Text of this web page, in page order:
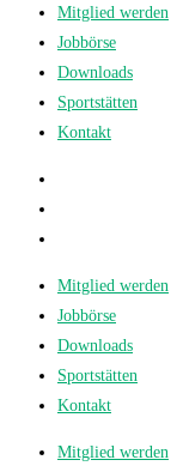
Mitglied werden
Jobbörse
Downloads
Sportstätten
Kontakt
Mitglied werden
Jobbörse
Downloads
Sportstätten
Kontakt
Mitglied werden